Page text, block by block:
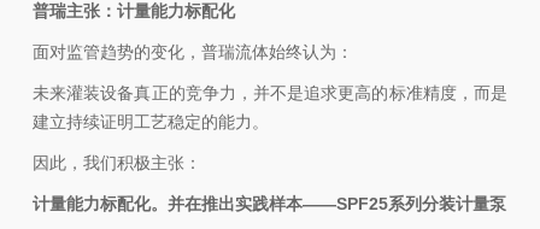
普瑞主张：计量能力标配化
面对监管趋势的变化，普瑞流体始终认为：
未来灌装设备真正的竞争力，并不是追求更高的标准精度，而是
建立持续证明工艺稳定的能力。
因此，我们积极主张：
计量能力标配化。并在推出实践样本——SPF25系列分装计量泵